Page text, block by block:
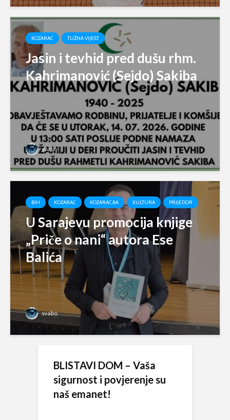
KOZARAC TUŽNA VIJEST
Jasin i tevhid pred dušu rhm.
Kahrimanović (Sejdo) Sakiba
svabo
BIH KOZARAC KOZARAC.BA KULTURA PRIJEDOR
U Sarajevu promocija knjige
„Priče o nani“ autora Ese
Balića
svabo
BLISTAVI DOM – Vaša
sigurnost i povjerenje su
naš emanet!